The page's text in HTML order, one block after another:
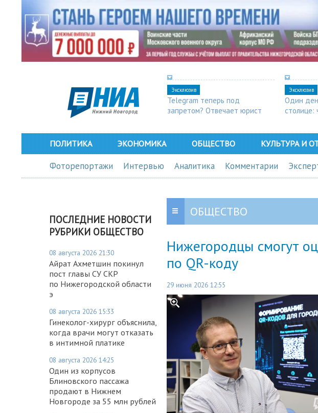
Эксклюзив
Telegram теперь под
запретом? Отвечает юрист
Эксклюзив
Один
столице:
ПОЛИТИКА ЭКОНОМИКА ОБЩЕСТВО КУЛЬТУРА И
Фоторепортажи Интервью Аналитика Комментарии
ПОСЛЕДНИЕ НОВОСТИ
РУБРИКИ ОБЩЕСТВО
08 августа 2026 21:30
Айрат Ахметшин покинул
пост главы СУ СКР
по Нижегородской области
э
08 августа 2026 15:33
Гинеколог-хирург объяснила,
когда врачи могут отказать
в интимной платике
08 августа 2026 14:25
Один из корпусов
Блиновского пассажа
продают в Нижнем
Новгороде за 55 млн рублей
ОБЩЕСТВО
Нижегородцы смогут
по QR-коду
29 июня 2026 12:55